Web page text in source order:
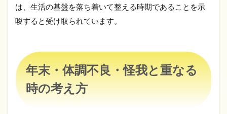
考え
て
け
物
は、生活の基盤を落ち着いて整える時期であることを示
唆すると受け取られています。
年末・体調不良・怪我と重なる
時の考え方